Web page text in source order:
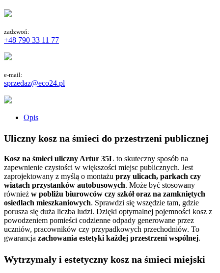
zadzwoń:
+48 790 33 11 77
e-mail:
sprzedaz@eco24.pl
Opis
Uliczny kosz na śmieci do przestrzeni publicznej
Kosz na śmieci uliczny Artur 35L to skuteczny sposób na
zapewnienie czystości w większości miejsc publicznych. Jest
zaprojektowany z myślą o montażu przy ulicach, parkach czy
wiatach przystanków autobusowych. Może być stosowany
również w pobliżu biurowców czy szkół oraz na zamkniętych
osiedlach mieszkaniowych. Sprawdzi się wszędzie tam, gdzie
porusza się duża liczba ludzi. Dzięki optymalnej pojemności kosz z
powodzeniem pomieści codzienne odpady generowane przez
uczniów, pracowników czy przypadkowych przechodniów. To
gwarancja zachowania estetyki każdej przestrzeni wspólnej.
Wytrzymały i estetyczny kosz na śmieci miejski